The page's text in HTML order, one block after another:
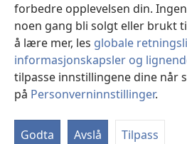
forbedre opplevelsen din.
noen gang bli solgt eller brukt
å lære mer, les globale
informasjonskapsler og
tilpasse innstillingene dine når
på Personverninnstillinger.
Godta Avslå Tilpass